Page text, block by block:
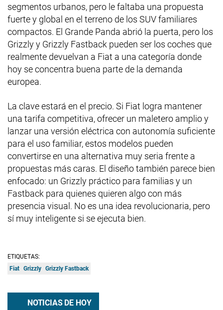
segmentos urbanos, pero le faltaba una propuesta
fuerte y global en el terreno de los SUV familiares
compactos. El Grande Panda abrió la puerta, pero los
Grizzly y Grizzly Fastback pueden ser los coches que
realmente devuelvan a Fiat a una categoría donde
hoy se concentra buena parte de la demanda
europea.
La clave estará en el precio. Si Fiat logra mantener
una tarifa competitiva, ofrecer un maletero amplio y
lanzar una versión eléctrica con autonomía suficiente
para el uso familiar, estos modelos pueden
convertirse en una alternativa muy seria frente a
propuestas más caras. El diseño también parece bien
enfocado: un Grizzly práctico para familias y un
Fastback para quienes quieren algo con más
presencia visual. No es una idea revolucionaria, pero
sí muy inteligente si se ejecuta bien.
ETIQUETAS:
Fiat Grizzly Grizzly Fastback
NOTICIAS DE HOY